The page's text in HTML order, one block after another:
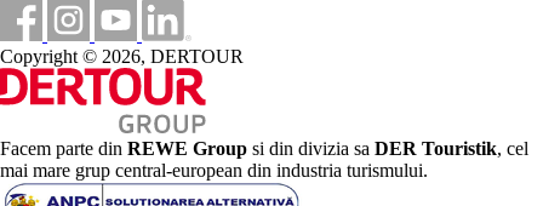
Copyright © 2026, DERTOUR
Facem parte din REWE Group si din divizia sa DER Touristik, cel
mai mare grup central-european din industria turismului.